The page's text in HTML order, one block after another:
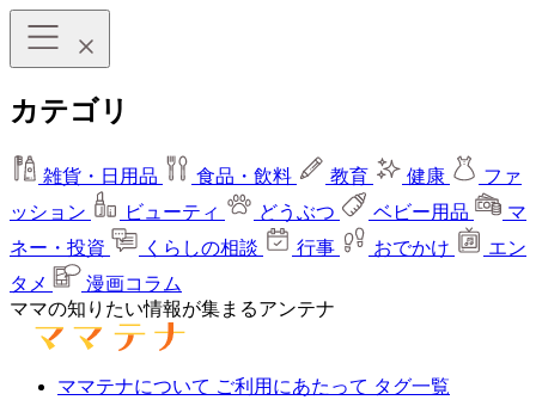
カテゴリ
雑貨・日用品 食品・飲料 教育 健康
ファ
ッション
ビューティ どうぶつ ベビー用品
マ
ネー・投資
くらしの相談 行事 おでかけ
エン
タメ
漫画コラム
ママの知りたい情報が集まるアンテナ
ママテナについて ご利用にあたって タグ一覧